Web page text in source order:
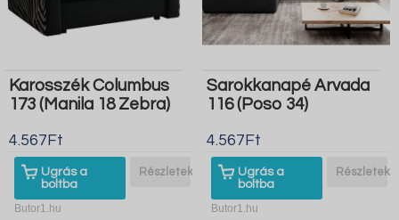
Karosszék Columbus
173 (Manila 18 Zebra)
4.567Ft
Ugrás a
boltba
Részletek
Butor1.hu
Sarokkanapé Arvada
116 (Poso 34)
4.567Ft
Ugrás a
boltba
Részletek
Butor1.hu